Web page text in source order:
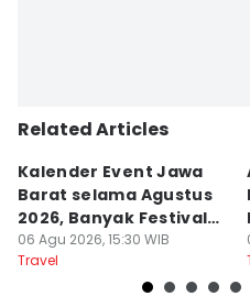
Related Articles
Kalender Event Jawa
Barat selama Agustus
2026, Banyak Festival
Menarik
06 Agu 2026, 15:30 WIB
Travel